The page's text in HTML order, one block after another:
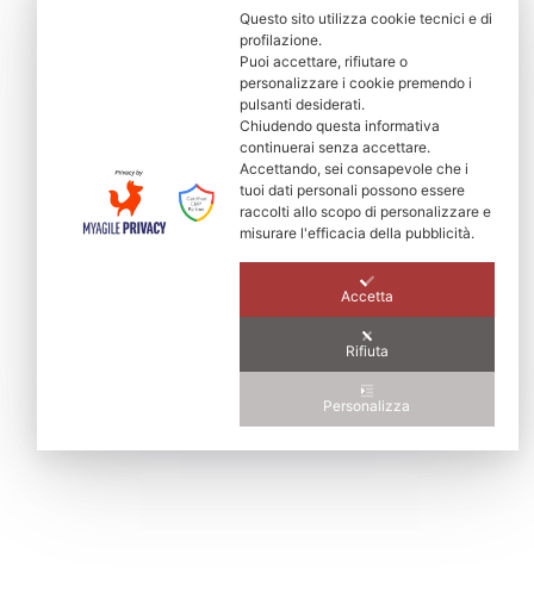
Questo sito utilizza cookie tecnici e di
profilazione.
Puoi accettare, rifiutare o
personalizzare i cookie premendo i
pulsanti desiderati.
Chiudendo questa informativa
continuerai senza accettare.
Accettando, sei consapevole che i
tuoi dati personali possono essere
raccolti allo scopo di personalizzare e
misurare l'efficacia della pubblicità.
Accetta
Rifiuta
Personalizza